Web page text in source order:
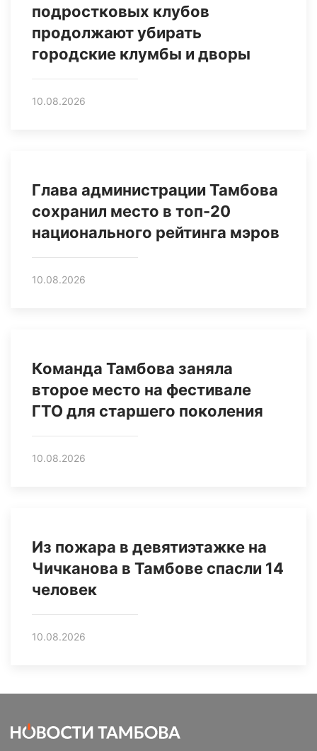
подростковых клубов
продолжают убирать
городские клумбы и дворы
10.08.2026
Глава администрации Тамбова
сохранил место в топ-20
национального рейтинга мэров
10.08.2026
Команда Тамбова заняла
второе место на фестивале
ГТО для старшего поколения
10.08.2026
Из пожара в девятиэтажке на
Чичканова в Тамбове спасли 14
человек
10.08.2026